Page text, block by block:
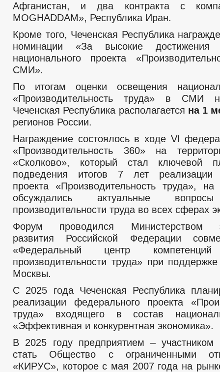
Афганистан, и два контракта с
MOGHADDAM», Республика Иран.
Кроме того, Чеченская Республика
номинации «За высокие
национального проекта
СМИ».
По итогам оценки освещения
«Производительность труда» в СМИ
Чеченская Республика располагается на 1
регионов России.
Награждение состоялось в ходе VI
«Производительность 360» на
«Сколково», который стал ключевой
подведения итогов 7 лет реализации
проекта «Производительность труда»,
обсуждались актуальные
производительности труда во всех сферах
Форум проводился Министерством
развития Российской Федерации
«Федеральный центр
производительности труда» при
Москвы.
С 2025 года Чеченская Республика
реализации федерального проекта
труда» входящего в состав
«Эффективная и конкурентная экономика».
В 2025 году предприятием – участником
стать Общество с ограниченными
«КИРУС», которое с мая 2007 года на